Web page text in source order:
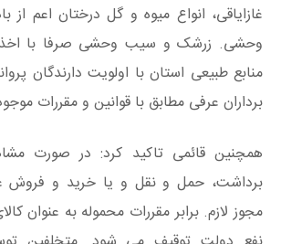
غازایاقی، انواع میوه و گل درختان اعم از
وحشی. زرشک و سیب وحشی صرفا با اخذ
منابع طبیعی استان با اولویت دارندگان
برداران عرفی مطابق با قوانین و مقررات
همچنین قائمی تاکید کرد: در صورت
برداشت، حمل و نقل و یا خرید و فروش
مجوز لازم. برابر مقررات محموله به عنوان